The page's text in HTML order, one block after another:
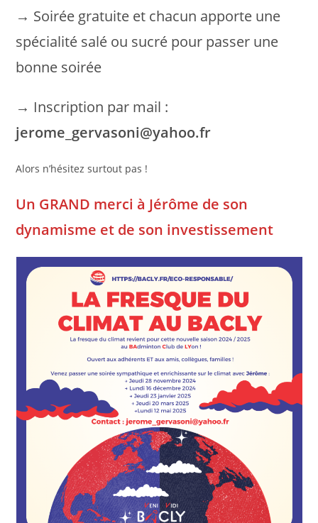
→ Soirée gratuite et chacun apporte une
spécialité salé ou sucré pour passer une
bonne soirée
→ Inscription par mail :
jerome_gervasoni@yahoo.fr
Alors n’hésitez surtout pas !
Un GRAND merci à Jérôme de son
dynamisme et de son investissement